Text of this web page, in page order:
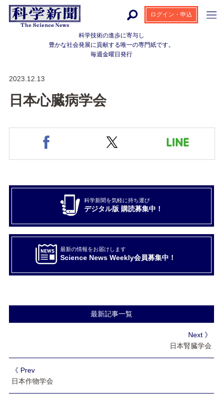
科学技術の進歩に寄与し
豊かな社会発展に貢献する唯一の専門紙です。
毎週金曜日発行
ログイン・申込
2023.12.13
日本心臓病学会
科学新聞を気軽に持ち運び
デジタル版 購読募集中！
最新の情報をお届けします
Science News Weekly会員募集中！
最新記事一覧
Next 》
日本腎臓学会
《 Prev
日本作物学会